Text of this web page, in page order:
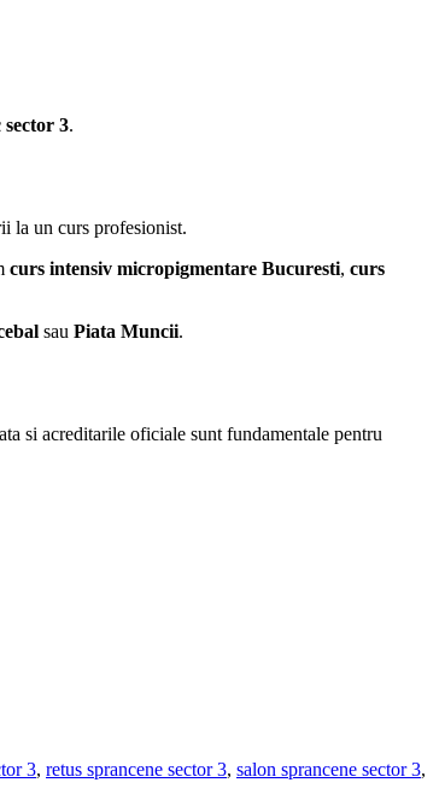
sector 3.
la un curs profesionist.
curs intensiv micropigmentare Bucuresti, curs
sau Piata Muncii.
si acreditarile oficiale sunt fundamentale pentru
3, retus sprancene sector 3, salon sprancene sector 3,